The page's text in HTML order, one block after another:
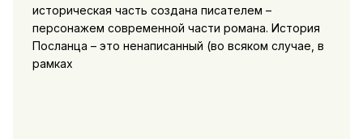
историческая часть создана писателем –
персонажем современной части романа. История
Посланца – это ненаписанный (во всяком случае, в
рамках